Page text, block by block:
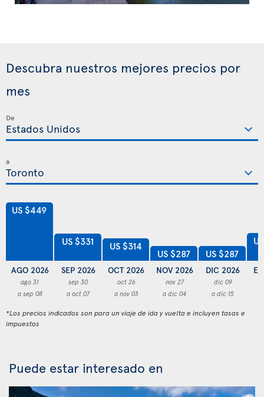
Descubra nuestros mejores precios por
mes
De
a
US $449
AGO 2026
ago 31
a sep 08
US $331
SEP 2026
sep 30
a oct 07
US $314
OCT 2026
oct 26
a nov 03
US $287
NOV 2026
nov 27
a dic 04
US $287
DIC 2026
dic 09
a dic 15
*Los precios indicados son para un viaje de ida y vuelta e incluyen tasas e
impuestos
Puede estar interesado en